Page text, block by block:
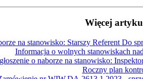
Więcej
na stanowisko: Starszy Referent Do
Informacja o wolnych stanowiskach
o naborze na stanowisko:
Roczny plan